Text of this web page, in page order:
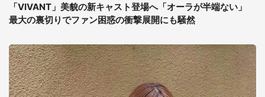
「VIVANT」美貌の新キャスト登場へ「オーラが半端ない」
最大の裏切りでファン困惑の衝撃展開にも騒然